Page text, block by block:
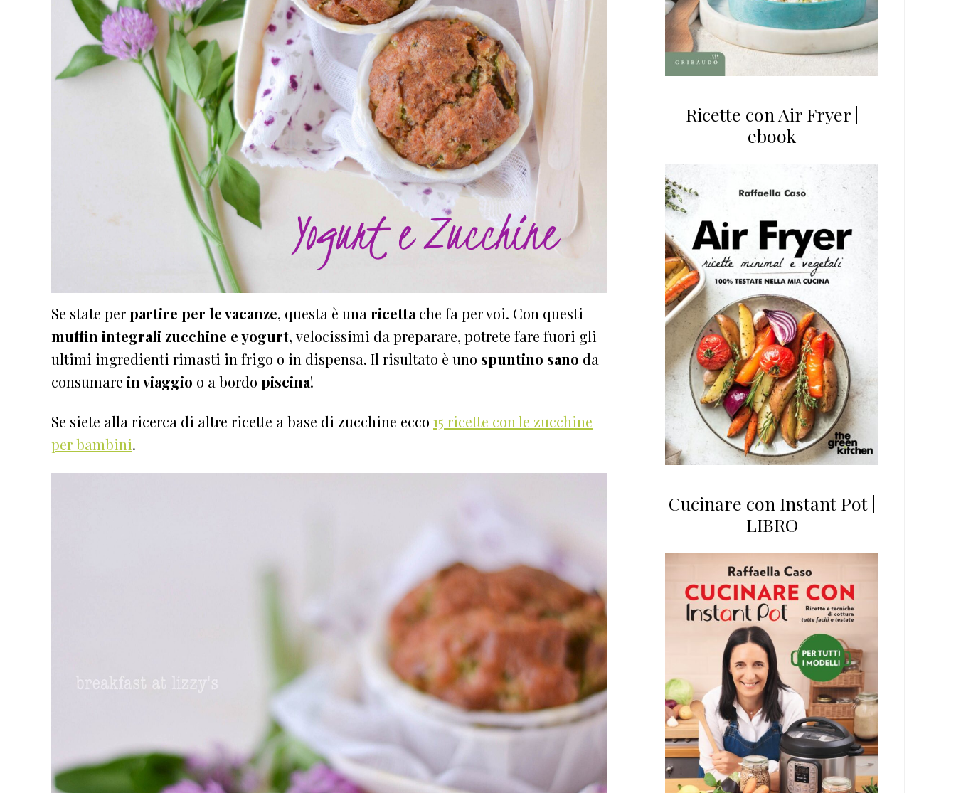
Se state perpartire per le vacanze, questa è una ricetta che fa per voi. Con questi
muffin integrali zucchine e yogurt, velocissimi da preparare, potrete fare fuori gli
ultimi ingredienti rimasti in frigo o in dispensa. Il risultato è uno spuntino sano da
consumare in viaggio o a bordo piscina!
Se siete alla ricerca di altre ricette a base di zucchine ecco 15 ricette con le zucchine
per bambini.
Ricette con Air Fryer |
ebook
Cucinare con Instant Pot |
LIBRO